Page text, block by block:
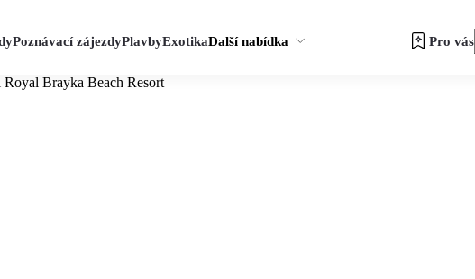
Poznávací zájezdyPlavbyExotikaDalší nabídka Pro vás
Royal Brayka Beach Resort